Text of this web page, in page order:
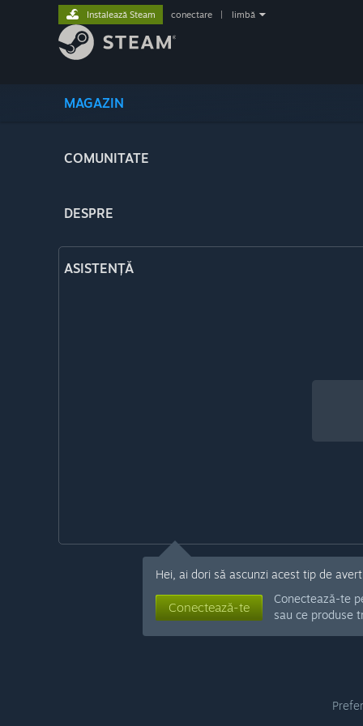
MAGAZIN
COMUNITATE
DESPRE
ASISTENȚĂ
Instalează Steam conectare limbă
Hei, ai dori să ascunzi acest tip de
Conectează-te
Conectează-te
sau ce produse